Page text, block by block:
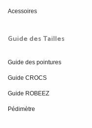
Acessoires
Guide des Tailles
Guide des pointures
Guide CROCS
Guide ROBEEZ
Pédimètre